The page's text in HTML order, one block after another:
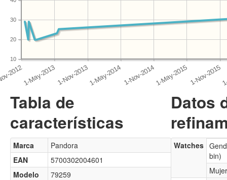
10
20
30
Tabla de
características
Marca
Pandora
EAN
5700302004601
Modelo
79259
Datos
Watches
bin)